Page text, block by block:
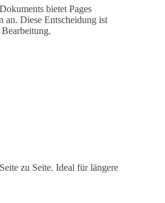
bietet Pages
an. Diese Entscheidung ist
zu Seite. Ideal für längere